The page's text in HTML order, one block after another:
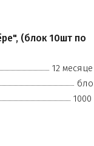
(блок 10шт по
12
1000